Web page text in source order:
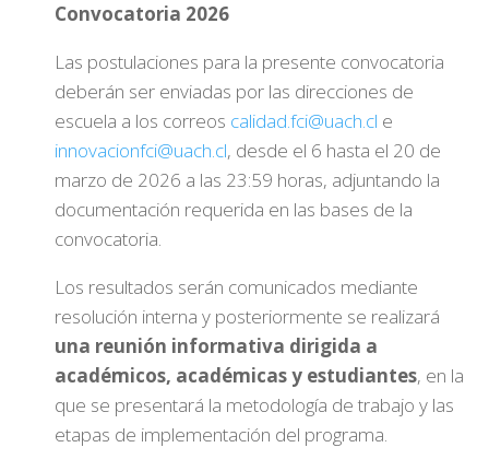
Convocatoria 2026
Las postulaciones para la presente convocatoria
deberán ser enviadas por las direcciones de
escuela a los correos calidad.fci@uach.cl e
innovacionfci@uach.cl, desde el 6 hasta el 20 de
marzo de 2026 a las 23:59 horas, adjuntando la
documentación requerida en las bases de la
convocatoria.
Los resultados serán comunicados mediante
resolución interna y posteriormente se realizará
una reunión informativa dirigida a
académicos, académicas y estudiantes, en la
que se presentará la metodología de trabajo y las
etapas de implementación del programa.